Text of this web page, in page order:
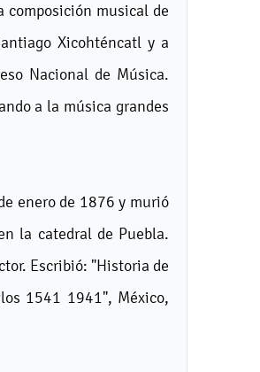
composición musical de
Xicohténcatl y a
Nacional de Música.
a la música grandes
enero de 1876 y murió
la catedral de Puebla.
Escribió: "Historia de
1541 1941", México,